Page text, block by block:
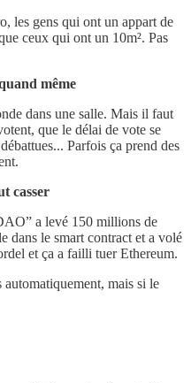
les gens qui ont un appart de
ceux qui ont un 10m². Pas
même
dans une salle. Mais il faut
que le délai de vote se
Parfois ça prend des
casser
a levé 150 millions de
dans le smart contract et a volé
et ça a failli tuer Ethereum.
mais si le